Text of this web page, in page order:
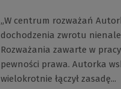
„W centrum rozważań
dochodzenia zwrotu
Rozważania zawarte w
pewności prawa. Autorka
wielokrotnie łączył zasadę...